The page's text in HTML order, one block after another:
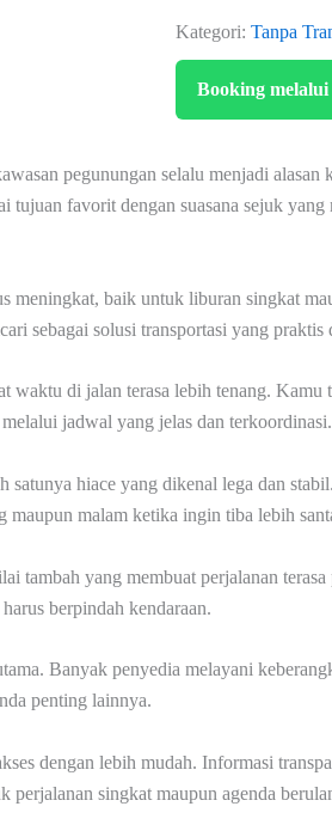
Kategori: Tanpa
Booking
pegunungan selalu menjadi alasan
favorit dengan suasana sejuk yang
meningkat, baik untuk liburan singkat
sebagai solusi transportasi yang praktis
waktu di jalan terasa lebih tenang.
jadwal yang jelas dan terkoordinasi.
satunya hiace yang dikenal lega dan
maupun malam ketika ingin tiba lebih
tambah yang membuat perjalanan
berpindah kendaraan.
Banyak penyedia melayani
penting lainnya.
dengan lebih mudah. Informasi
perjalanan singkat maupun agenda